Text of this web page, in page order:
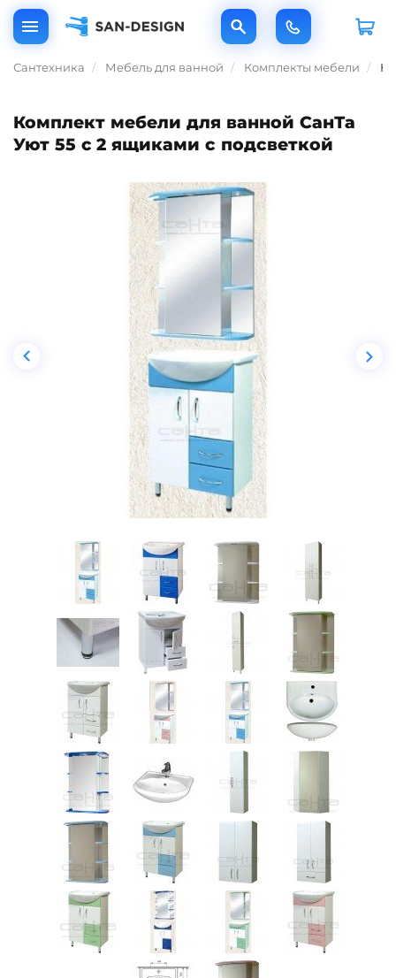
Сантехника Мебель для ванной Комплекты мебели
Комплект мебели для ванной СанТа
Уют 55 c 2 ящиками с подсветкой